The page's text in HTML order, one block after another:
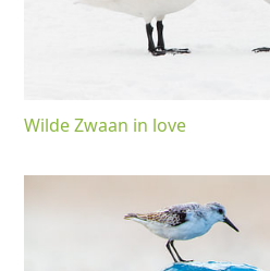
Wilde Zwaan in love